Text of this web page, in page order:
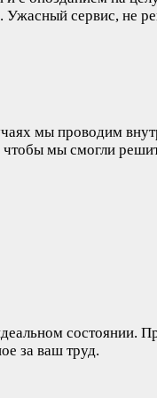
Ужасный сервис,
мы проводим
мы смогли
состоянии.
за ваш труд.